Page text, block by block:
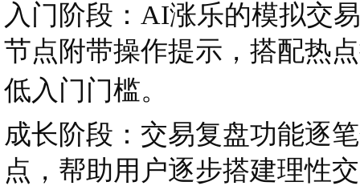
入门阶段：AI涨乐的模拟交
节点附带操作提示，搭配热
低入门门槛。
成长阶段：交易复盘功能逐
点，帮助用户逐步搭建理性